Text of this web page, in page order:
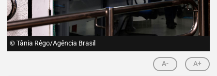
© Tânia Rêgo/Agência Brasil
A- A+